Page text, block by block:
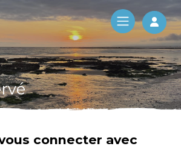
Log
connecter avec